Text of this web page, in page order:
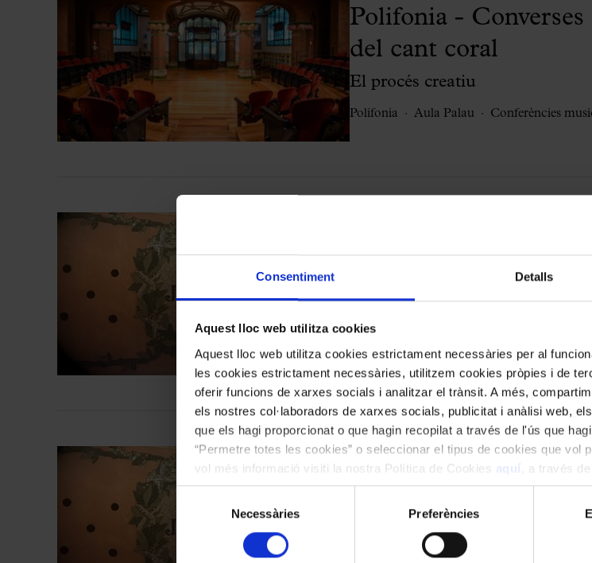
Consentiment Detalls
Aquest lloc web utilitza cookies
Aquest lloc web utilitza cookies estrictament necessàries per al
les cookies estrictament necessàries, utilitzem cookies pròpies i de
oferir funcions de xarxes socials i analitzar el trànsit. A més,
els nostres col·laboradors de xarxes socials, publicitat i anàlisi web,
que els hagi proporcionat o que hagin recopilat a través de l'ús que
“Permetre totes les cookies” o seleccionar el tipus de cookies que
vol més informació visiti la nostra Política de Cookies
aquí
, a través
les cookies en qualsevol moment.
Necessàries Preferències
Polifonia -
del cant coral
El procés creatiu
Polifonia Aula Palau Conferències
De Leipzig al món:
de Bach, de 1724 a
Conferències musicals
#nousformats
De Leipzig al món:
Passions de Bach,
avui (II)